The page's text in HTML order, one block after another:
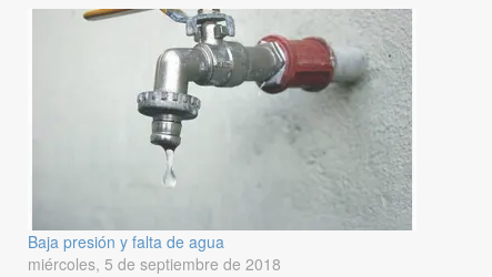
Baja presión y falta de agua
miércoles, 5 de septiembre de 2018